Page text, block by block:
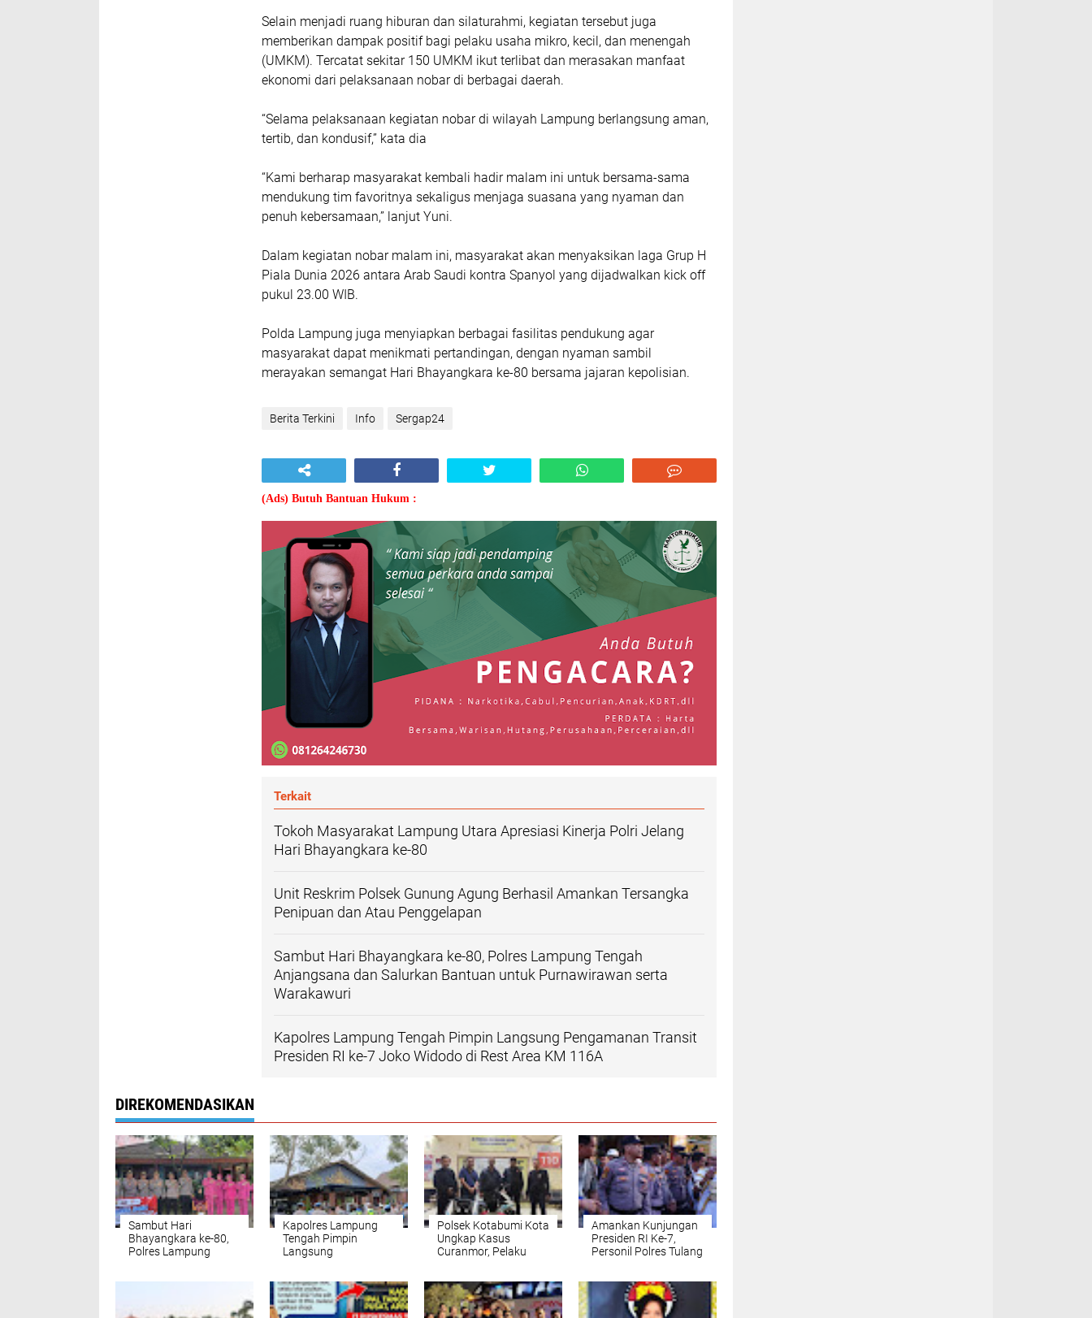
Selain menjadi ruang hiburan dan silaturahmi, kegiatan tersebut juga
memberikan dampak positif bagi pelaku usaha mikro, kecil, dan menengah
(UMKM). Tercatat sekitar 150 UMKM ikut terlibat dan merasakan manfaat
ekonomi dari pelaksanaan nobar di berbagai daerah.
“Selama pelaksanaan kegiatan nobar di wilayah Lampung berlangsung aman,
tertib, dan kondusif,” kata dia
“Kami berharap masyarakat kembali hadir malam ini untuk bersama-sama
mendukung tim favoritnya sekaligus menjaga suasana yang nyaman dan
penuh kebersamaan,” lanjut Yuni.
Dalam kegiatan nobar malam ini, masyarakat akan menyaksikan laga Grup H
Piala Dunia 2026 antara Arab Saudi kontra Spanyol yang dijadwalkan kick off
pukul 23.00 WIB.
Polda Lampung juga menyiapkan berbagai fasilitas pendukung agar
masyarakat dapat menikmati pertandingan, dengan nyaman sambil
merayakan semangat Hari Bhayangkara ke-80 bersama jajaran kepolisian.
Berita Terkini Info Sergap24
(Ads) Butuh Bantuan Hukum :
Terkait
Tokoh Masyarakat Lampung Utara Apresiasi Kinerja Polri Jelang
Hari Bhayangkara ke-80
Unit Reskrim Polsek Gunung Agung Berhasil Amankan Tersangka
Penipuan dan Atau Penggelapan
Sambut Hari Bhayangkara ke-80, Polres Lampung Tengah
Anjangsana dan Salurkan Bantuan untuk Purnawirawan serta
Warakawuri
Kapolres Lampung Tengah Pimpin Langsung Pengamanan Transit
Presiden RI ke-7 Joko Widodo di Rest Area KM 116A
DIREKOMENDASIKAN
Sambut Hari
Bhayangkara ke-80,
Polres Lampung
Kapolres Lampung
Tengah Pimpin
Langsung
Widodo di Rest Area
KM 116A
Polsek Kotabumi Kota
Ungkap Kasus
Curanmor, Pelaku
Bukti
Amankan Kunjungan
Presiden RI Ke-7,
Personil Polres Tulang
dan Kirab Budaya
Hingga Kondusif